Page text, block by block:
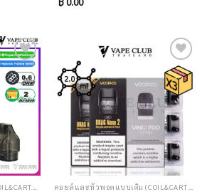
Add
to
wishlist
Add
to
wishlist